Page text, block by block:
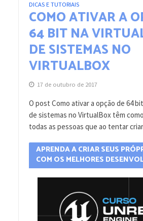
DICAS E TUTORIAIS
COMO ATIVAR A
64 BIT NA
DE SISTEMAS NO
VIRTUALBOX
17 de outubro de 2017
O post Como ativar a opção de 64
de sistemas no VirtualBox têm
todas as pessoas que ao tentar
APRENDA A CRIAR SEUS
COM OS MELHORES